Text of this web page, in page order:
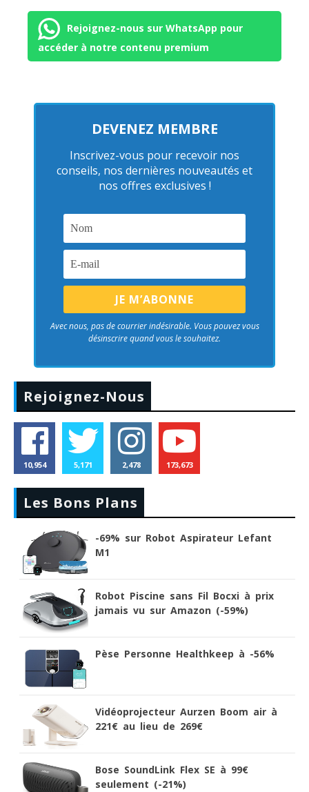
Rejoignez-nous sur WhatsApp pour
accéder à notre contenu premium
DEVENEZ MEMBRE
Inscrivez-vous pour recevoir nos
conseils, nos dernières nouveautés et
nos offres exclusives !
Avec nous, pas de courrier indésirable. Vous pouvez vous
désinscrire quand vous le souhaitez.
Rejoignez-Nous
10,954 5,171 2,478 173,673
Les Bons Plans
-69% sur Robot Aspirateur Lefant
M1
Robot Piscine sans Fil Bocxi à prix
jamais vu sur Amazon (-59%)
Pèse Personne Healthkeep à -56%
Vidéoprojecteur Aurzen Boom air à
221€ au lieu de 269€
Bose SoundLink Flex SE à 99€
seulement (-21%)